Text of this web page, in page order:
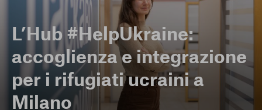
L’Hub #HelpUkraine:
accoglienza e integrazione
per i rifugiati ucraini a
Milano